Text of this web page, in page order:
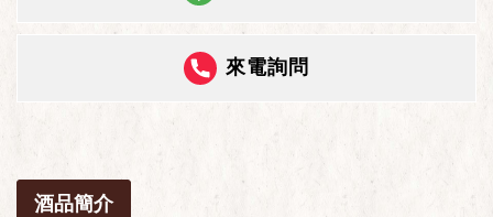
來電詢問
酒品簡介